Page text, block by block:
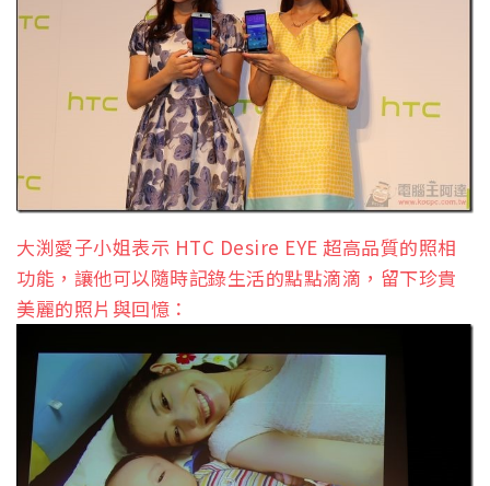
大渕愛子小姐表示 HTC Desire EYE 超高品質的照相
功能，讓他可以隨時記錄生活的點點滴滴，留下珍貴
美麗的照片與回憶：